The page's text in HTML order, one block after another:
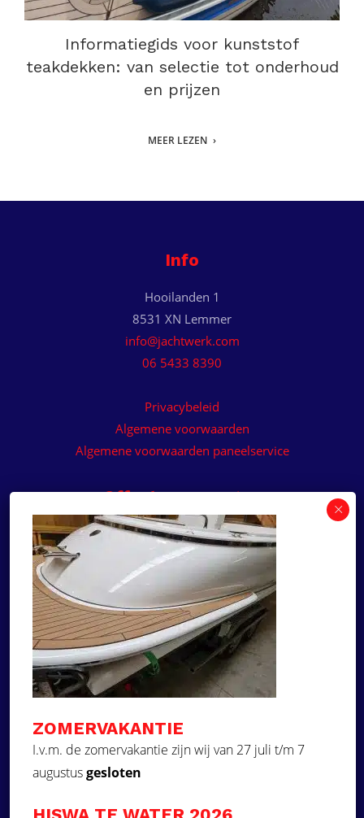
Informatiegids voor kunststof
teakdekken: van selectie tot onderhoud
en prijzen
MEER LEZEN
Info
Hooilanden 1
8531 XN Lemmer
info@jachtwerk.com
06 5433 8390
Privacybeleid
Algemene voorwaarden
Algemene voorwaarden paneelservice
Offerte aanvragen
Wilt u een prijsvoorstel op maat ontvangen voor
een kunststof teakdek voor uw boot? Vraag een
vrijblijvende offerte aan!
Offerte aanvragen
Ga naar
Over ons
Projecten
ZOMERVAKANTIE
I.v.m. de zomervakantie zijn wij van 27 juli t/m 7
augustusgesloten
×
Deze website maakt
gebruik van cookies.
Deze website gebruikt cookies om uw
gebruikerservaring te verbeteren. Door
onze website te gebruiken, stemt u in met
alle cookies in overeenstemming met ons
STRIKT NOODZAKELIJK
PRESTATIE